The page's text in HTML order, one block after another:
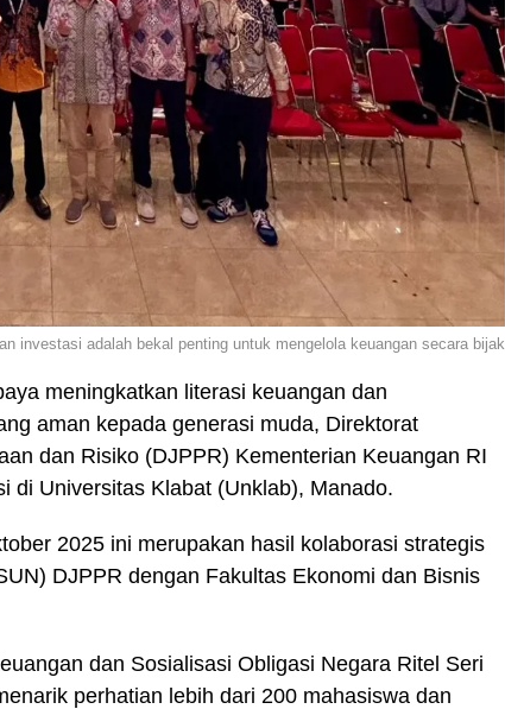
investasi adalah bekal penting untuk mengelola keuangan secara bijak
meningkatkan literasi keuangan dan
aman kepada generasi muda, Direktorat
dan Risiko (DJPPR) Kementerian Keuangan RI
di Universitas Klabat (Unklab), Manado.
2025 ini merupakan hasil kolaborasi strategis
DJPPR dengan Fakultas Ekonomi dan Bisnis
dan Sosialisasi Obligasi Negara Ritel Seri
perhatian lebih dari 200 mahasiswa dan